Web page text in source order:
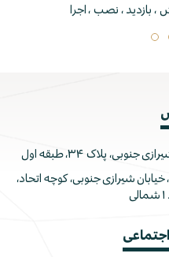
بازدید ، نصب ، اجرا
پلاک ۳۴، طبقه اول
خیابان شیرازی جنوبی، کوچه اتحاد،